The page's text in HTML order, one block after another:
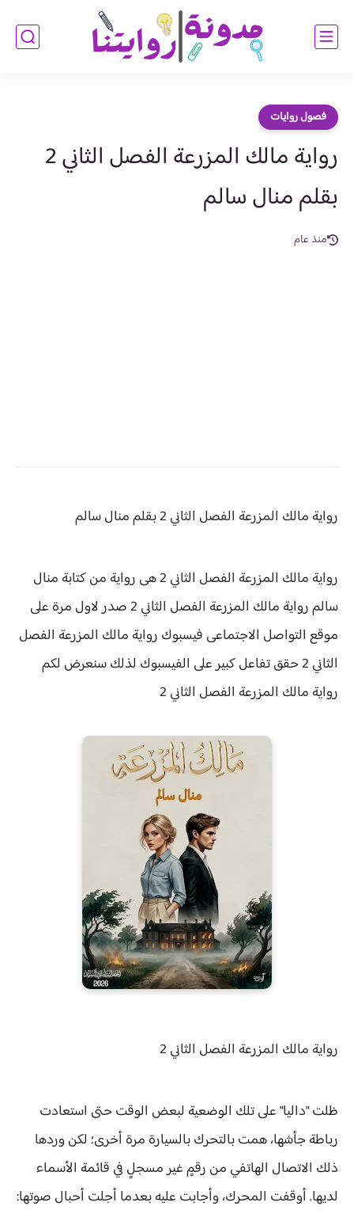
فصول روايات
رواية مالك المزرعة الفصل الثاني 2
بقلم منال سالم
منذ عام
رواية مالك المزرعة الفصل الثاني 2 بقلم منال سالم
رواية مالك المزرعة الفصل الثاني 2 هى رواية من كتابة منال
سالم رواية
مالك المزرعة الفصل الثاني 2 صدر لاول مرة على
موقع التواصل الاجتماعى فيسبوك رواية مالك المزرعة الفصل
الثاني 2 حقق
تفاعل كبير على الفيسبوك لذلك سنعرض لكم
رواية مالك المزرعة الفصل الثاني 2
رواية مالك المزرعة الفصل الثاني 2
ظلت "داليا" على تلك الوضعية لبعض الوقت حتى استعادت
رباطة جأشها، همت بالتحرك بالسيارة مرة أخرى؛ لكن وردها
ذلك الاتصال الهاتفي من رقمٍ غير مسجلٍ في قائمة الأسماء
لديها. أوقفت المحرك، وأجابت عليه بعدما أجلت أحبال صوتها: